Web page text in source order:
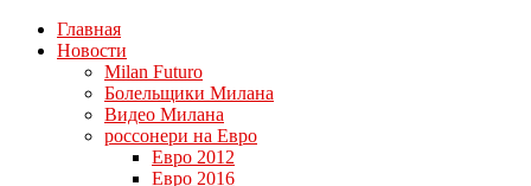
Главная
Новости
Milan Futuro
Болельщики Милана
Видео Милана
россонери на Евро
Евро 2012
Евро 2016